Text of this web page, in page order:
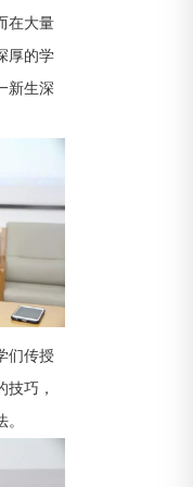
在大量
厚的学
新生深
们传授
技巧，